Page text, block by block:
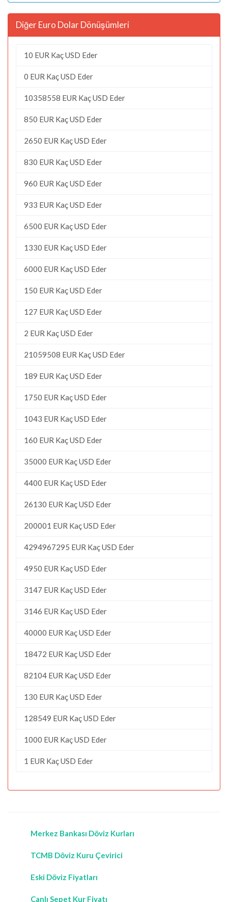
Diğer Euro Dolar Dönüşümleri
10 EUR Kaç USD Eder
0 EUR Kaç USD Eder
10358558 EUR Kaç USD Eder
850 EUR Kaç USD Eder
2650 EUR Kaç USD Eder
830 EUR Kaç USD Eder
960 EUR Kaç USD Eder
933 EUR Kaç USD Eder
6500 EUR Kaç USD Eder
1330 EUR Kaç USD Eder
6000 EUR Kaç USD Eder
150 EUR Kaç USD Eder
127 EUR Kaç USD Eder
2 EUR Kaç USD Eder
21059508 EUR Kaç USD Eder
189 EUR Kaç USD Eder
1750 EUR Kaç USD Eder
1043 EUR Kaç USD Eder
160 EUR Kaç USD Eder
35000 EUR Kaç USD Eder
4400 EUR Kaç USD Eder
26130 EUR Kaç USD Eder
200001 EUR Kaç USD Eder
4294967295 EUR Kaç USD Eder
4950 EUR Kaç USD Eder
3147 EUR Kaç USD Eder
3146 EUR Kaç USD Eder
40000 EUR Kaç USD Eder
18472 EUR Kaç USD Eder
82104 EUR Kaç USD Eder
130 EUR Kaç USD Eder
128549 EUR Kaç USD Eder
1000 EUR Kaç USD Eder
1 EUR Kaç USD Eder
Merkez Bankası Döviz Kurları
TCMB Döviz Kuru Çevirici
Eski Döviz Fiyatları
Canlı Sepet Kur Fiyatı